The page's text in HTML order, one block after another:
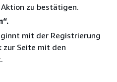
zu bestätigen.
mit der Registrierung
zur Seite mit den